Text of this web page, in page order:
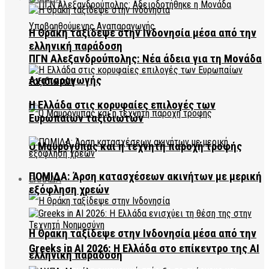
ΠΓΝ Αλεξανδρούπολης: Νέα άδεια για τη Μονάδα
Αναπαραγωγής
Ο Μαυρόγυπας και η τεχνητή παροχή τροφής
ΕΛΛΑΔΑ
Η Θράκη ταξίδεψε στην Ινδονησία μέσα από την
ελληνική παράδοση
Η Θράκη ταξίδεψε στην Ινδονησία μέσα από την
ελληνική παράδοση
Η Ελλάδα στις κορυφαίες επιλογές των
Ευρωπαίων ταξιδιωτών
ΠΟΜΙΔΑ: Άρση κατασχέσεων ακινήτων με μερική
εξόφληση χρεών
Greeks in AI 2026: Η Ελλάδα στο επίκεντρο της AI